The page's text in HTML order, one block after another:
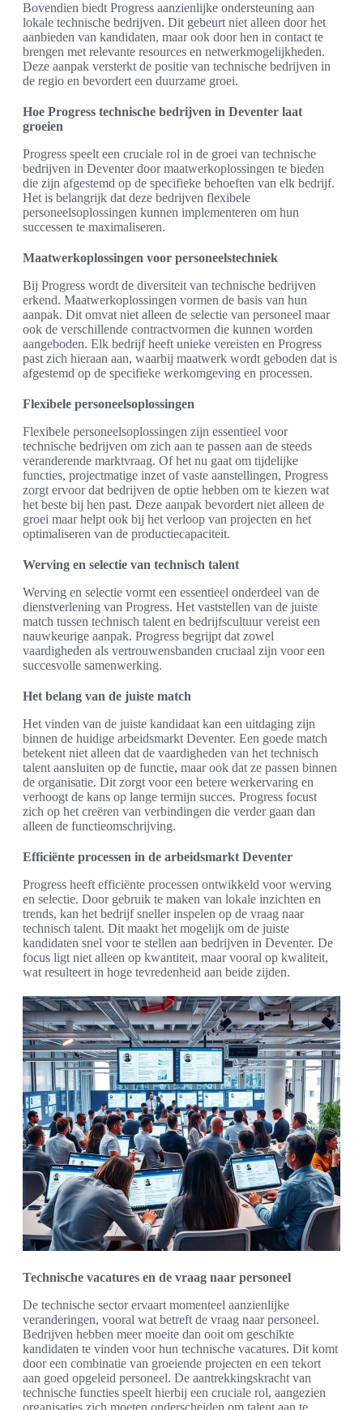
Bovendien biedt Progress aanzienlijke ondersteuning aan
lokale technische bedrijven. Dit gebeurt niet alleen door het
aanbieden van kandidaten, maar ook door hen in contact te
brengen met relevante resources en netwerkmogelijkheden.
Deze aanpak versterkt de positie van technische bedrijven in
de regio en bevordert een duurzame groei.
Hoe Progress technische bedrijven in Deventer laat
groeien
Progress speelt een cruciale rol in de groei van technische
bedrijven in Deventer door maatwerkoplossingen te bieden
die zijn afgestemd op de specifieke behoeften van elk bedrijf.
Het is belangrijk dat deze bedrijven flexibele
personeelsoplossingen kunnen implementeren om hun
successen te maximaliseren.
Maatwerkoplossingen voor personeelstechniek
Bij Progress wordt de diversiteit van technische bedrijven
erkend. Maatwerkoplossingen vormen de basis van hun
aanpak. Dit omvat niet alleen de selectie van personeel maar
ook de verschillende contractvormen die kunnen worden
aangeboden. Elk bedrijf heeft unieke vereisten en Progress
past zich hieraan aan, waarbij maatwerk wordt geboden dat is
afgestemd op de specifieke werkomgeving en processen.
Flexibele personeelsoplossingen
Flexibele personeelsoplossingen zijn essentieel voor
technische bedrijven om zich aan te passen aan de steeds
veranderende marktvraag. Of het nu gaat om tijdelijke
functies, projectmatige inzet of vaste aanstellingen, Progress
zorgt ervoor dat bedrijven de optie hebben om te kiezen wat
het beste bij hen past. Deze aanpak bevordert niet alleen de
groei maar helpt ook bij het verloop van projecten en het
optimaliseren van de productiecapaciteit.
Werving en selectie van technisch talent
Werving en selectie vormt een essentieel onderdeel van de
dienstverlening van Progress. Het vaststellen van de juiste
match tussen technisch talent en bedrijfscultuur vereist een
nauwkeurige aanpak. Progress begrijpt dat zowel
vaardigheden als vertrouwensbanden cruciaal zijn voor een
succesvolle samenwerking.
Het belang van de juiste match
Het vinden van de juiste kandidaat kan een uitdaging zijn
binnen de huidige arbeidsmarkt Deventer. Een goede match
betekent niet alleen dat de vaardigheden van het technisch
talent aansluiten op de functie, maar ook dat ze passen binnen
de organisatie. Dit zorgt voor een betere werkervaring en
verhoogt de kans op lange termijn succes. Progress focust
zich op het creëren van verbindingen die verder gaan dan
alleen de functieomschrijving.
Efficiënte processen in de arbeidsmarkt Deventer
Progress heeft efficiënte processen ontwikkeld voor werving
en selectie. Door gebruik te maken van lokale inzichten en
trends, kan het bedrijf sneller inspelen op de vraag naar
technisch talent. Dit maakt het mogelijk om de juiste
kandidaten snel voor te stellen aan bedrijven in Deventer. De
focus ligt niet alleen op kwantiteit, maar vooral op kwaliteit,
wat resulteert in hoge tevredenheid aan beide zijden.
Technische vacatures en de vraag naar personeel
De technische sector ervaart momenteel aanzienlijke
veranderingen, vooral wat betreft de vraag naar personeel.
Bedrijven hebben meer moeite dan ooit om geschikte
kandidaten te vinden voor hun technische vacatures. Dit komt
door een combinatie van groeiende projecten en een tekort
aan goed opgeleid personeel. De aantrekkingskracht van
technische functies speelt hierbij een cruciale rol, aangezien
organisaties zich moeten onderscheiden om talent aan te